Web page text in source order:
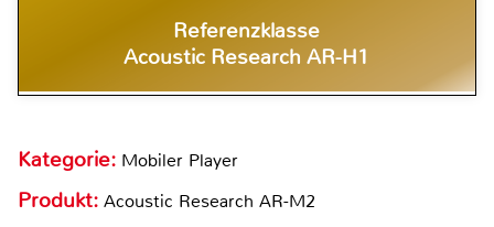
Referenzklasse
Acoustic Research AR-H1
Kategorie: Mobiler Player
Produkt: Acoustic Research AR-M2